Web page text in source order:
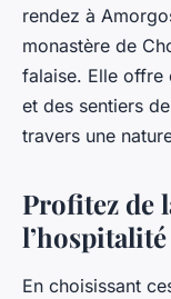
rendez à
monastère de
falaise. Elle offre
et des sentiers
travers une
Profitez de
En choisissant